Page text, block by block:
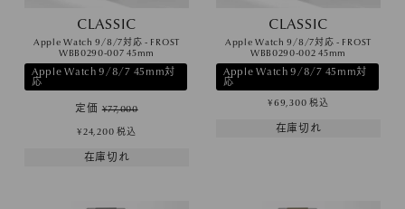
CLASSIC
Apple Watch 9/8/7対応 - FROST
WBB0290-007 45mm
Apple Watch 9/8/7 45mm対
応
定価 ¥77,000
¥24,200 税込
在庫切れ
CLASSIC
Apple Watch 9/8/7対応 - FROST
WBB0290-002 45mm
Apple Watch 9/8/7 45mm対
応
¥69,300 税込
在庫切れ